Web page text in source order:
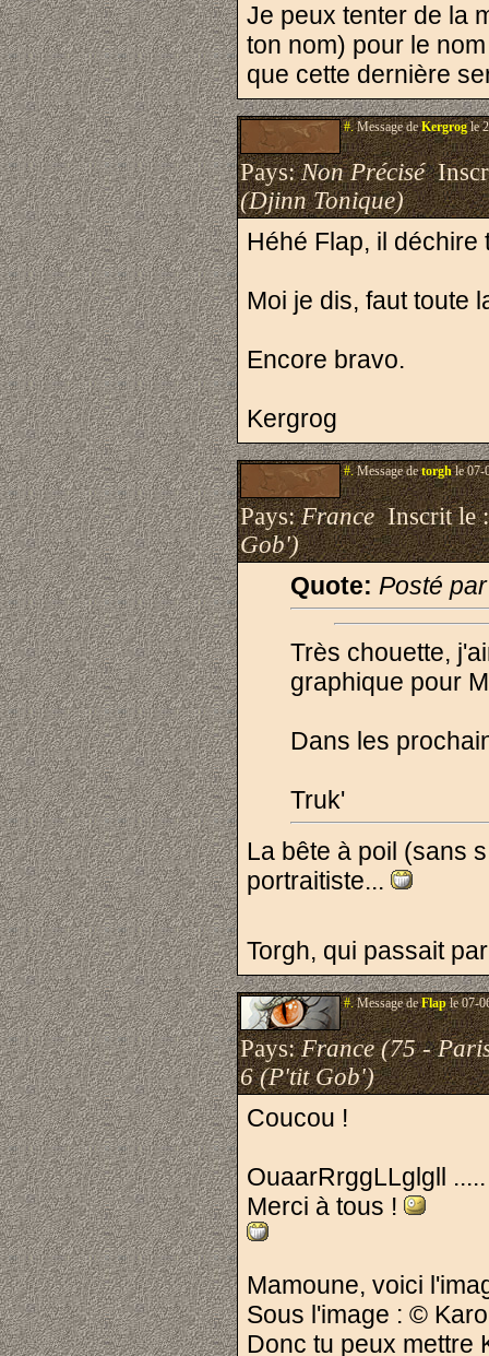
Je peux tenter de la
ton nom) pour le
que cette dernière
#.Message deKergrogle
Pays:Non Précisé
(Djinn Tonique)
Héhé Flap, il déchire
Moi je dis, faut toute
Encore bravo.
Kergrog
#.Message detorghle 07-
Pays:FranceInscrit le
Gob')
Quote: Posté
Très chouette,
graphique pour
Dans les
Truk'
La bête à poil (sans
portraitiste...
Torgh, qui passait
#.Message deFlaple 07-
Pays:France (75 -
6 (P'tit Gob')
Coucou !
OuaarRrggLLglgll
Merci à tous !
Mamoune, voici
Sous l'image : ©
Donc tu peux mettre